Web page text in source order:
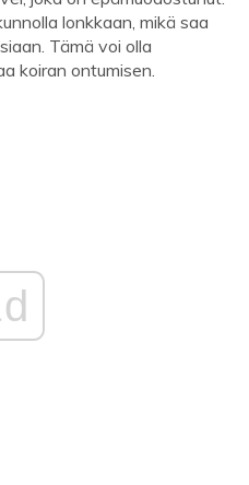
lonkkaan, mikä saa
Tämä voi olla
koiran ontumisen.